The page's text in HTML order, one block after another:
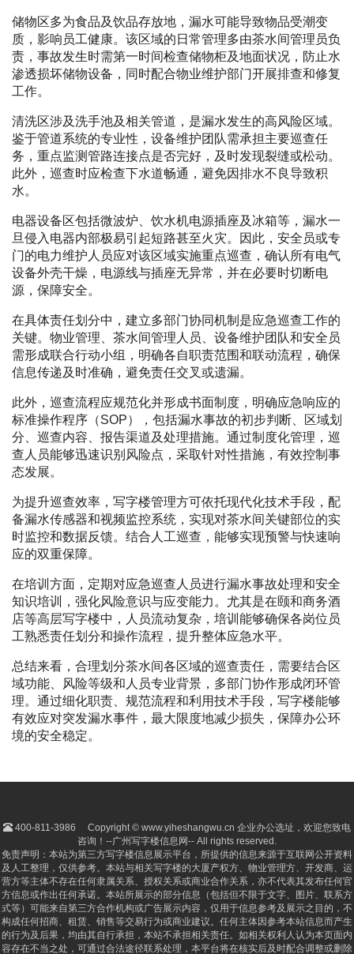
储物区多为食品及饮品存放地，漏水可能导致物品受潮变
质，影响员工健康。该区域的日常管理多由茶水间管理员负
责，事故发生时需第一时间检查储物柜及地面状况，防止水
渗透损坏储物设备，同时配合物业维护部门开展排查和修复
工作。
清洗区涉及洗手池及相关管道，是漏水发生的高风险区域。
鉴于管道系统的专业性，设备维护团队需承担主要巡查任
务，重点监测管路连接点是否完好，及时发现裂缝或松动。
此外，巡查时应检查下水道畅通，避免因排水不良导致积
水。
电器设备区包括微波炉、饮水机电源插座及冰箱等，漏水一
旦侵入电器内部极易引起短路甚至火灾。因此，安全员或专
门的电力维护人员应对该区域实施重点巡查，确认所有电气
设备外壳干燥，电源线与插座无异常，并在必要时切断电
源，保障安全。
在具体责任划分中，建立多部门协同机制是应急巡查工作的
关键。物业管理、茶水间管理人员、设备维护团队和安全员
需形成联合行动小组，明确各自职责范围和联动流程，确保
信息传递及时准确，避免责任交叉或遗漏。
此外，巡查流程应规范化并形成书面制度，明确应急响应的
标准操作程序（SOP），包括漏水事故的初步判断、区域划
分、巡查内容、报告渠道及处理措施。通过制度化管理，巡
查人员能够迅速识别风险点，采取针对性措施，有效控制事
态发展。
为提升巡查效率，写字楼管理方可依托现代化技术手段，配
备漏水传感器和视频监控系统，实现对茶水间关键部位的实
时监控和数据反馈。结合人工巡查，能够实现预警与快速响
应的双重保障。
在培训方面，定期对应急巡查人员进行漏水事故处理和安全
知识培训，强化风险意识与应变能力。尤其是在颐和商务酒
店等高层写字楼中，人员流动复杂，培训能够确保各岗位员
工熟悉责任划分和操作流程，提升整体应急水平。
总结来看，合理划分茶水间各区域的巡查责任，需要结合区
域功能、风险等级和人员专业背景，多部门协作形成闭环管
理。通过细化职责、规范流程和利用技术手段，写字楼能够
有效应对突发漏水事件，最大限度地减少损失，保障办公环
境的安全稳定。
400-811-3986
Copyright © www.yiheshangwu.cn 企业办公选址，欢迎您致电
咨询！--广州写字楼信息网-- All rights reserved.
免责声明：本站为第三方写字楼信息展示平台，所提供的信息来源于互联网公开资料
及人工整理，仅供参考。本站与相关写字楼的大厦产权方、物业管理方、开发商、运
营方等主体不存在任何隶属关系、授权关系或商业合作关系，亦不代表其发布任何官
方信息或作出任何承诺。本站所展示的部分信息（包括但不限于文字、图片、联系方
式等）可能来自第三方合作机构或广告展示内容，仅用于信息参考及展示之目的，不
构成任何招商、租赁、销售等交易行为或商业建议。任何主体因参考本站信息而产生
的行为及后果，均由其自行承担，本站不承担相关责任。如相关权利人认为本页面内
容存在不当之处，可通过合法途径联系处理，本平台将在核实后及时配合调整或删除